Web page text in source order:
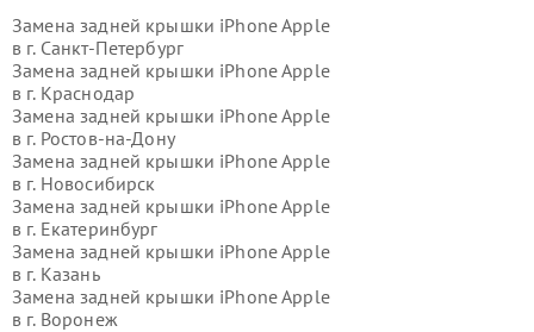
Замена задней крышки iPhone Apple
в г. Санкт-Петербург
Замена задней крышки iPhone Apple
в г. Краснодар
Замена задней крышки iPhone Apple
в г. Ростов-на-Дону
Замена задней крышки iPhone Apple
в г. Новосибирск
Замена задней крышки iPhone Apple
в г. Екатеринбург
Замена задней крышки iPhone Apple
в г. Казань
Замена задней крышки iPhone Apple
в г. Воронеж